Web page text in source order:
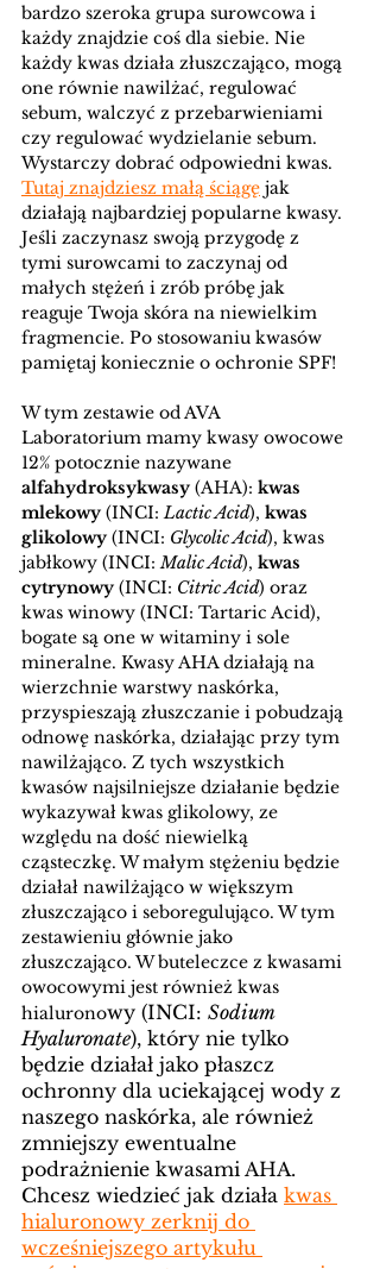
bardzo szeroka grupa surowcowa i
każdy znajdzie coś dla siebie. Nie
każdy kwas działa złuszczająco, mogą
one równie nawilżać, regulować
sebum, walczyć z przebarwieniami
czy regulować wydzielanie sebum.
Wystarczy dobrać odpowiedni kwas.
Tutaj znajdziesz małą ściągę jak
działają najbardziej popularne kwasy.
Jeśli zaczynasz swoją przygodę z
tymi surowcami to zaczynaj od
małych stężeń i zrób próbę jak
reaguje Twoja skóra na niewielkim
fragmencie. Po stosowaniu kwasów
pamiętaj koniecznie o ochronie SPF!
W tym zestawie od AVA
Laboratorium mamy kwasy owocowe
12% potocznie nazywane
alfahydroksykwasy (AHA): kwas
mlekowy (INCI: Lactic Acid), kwas
glikolowy (INCI: Glycolic Acid), kwas
jabłkowy (INCI: Malic Acid), kwas
cytrynowy (INCI: Citric Acid) oraz
kwas winowy (INCI: Tartaric Acid),
bogate są one w witaminy i sole
mineralne. Kwasy AHA działają na
wierzchnie warstwy naskórka,
przyspieszają złuszczanie i pobudzają
odnowę naskórka, działając przy tym
nawilżająco. Z tych wszystkich
kwasów najsilniejsze działanie będzie
wykazywał kwas glikolowy, ze
względu na dość niewielką
cząsteczkę. W małym stężeniu będzie
działał nawilżająco w większym
złuszczająco i seboregulująco. W tym
zestawieniu głównie jako
złuszczająco. W buteleczce z kwasami
owocowymi jest również kwas
hialuronowy (INCI: Sodium
Hyaluronate), który nie tylko
będzie działał jako płaszcz
ochronny dla uciekającej wody z
naszego naskórka, ale również
zmniejszy ewentualne
podrażnienie kwasami AHA.
Chcesz wiedzieć jak działa kwas
hialuronowy zerknij do
wcześniejszego artykułu